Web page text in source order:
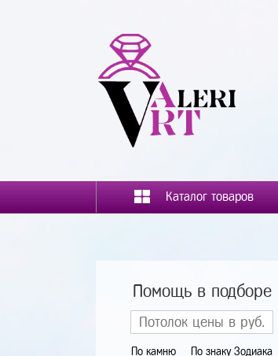
Каталог товаров
Помощь в подборе
По камню По знаку Зодиака